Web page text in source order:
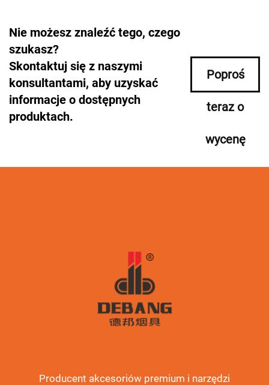
Nie możesz znaleźć tego, czego
szukasz?
Skontaktuj się z naszymi
konsultantami, aby uzyskać
informacje o dostępnych
produktach.
Poproś
teraz o
wycenę
Producent akcesoriów premium i narzędzi